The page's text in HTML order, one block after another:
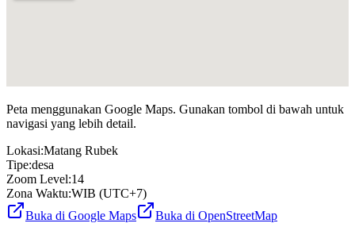
Peta menggunakan Google Maps. Gunakan tombol di bawah untuk
navigasi yang lebih detail.
Lokasi:Matang Rubek
Tipe:desa
Zoom Level:14
Zona Waktu:WIB (UTC+7)
Buka di Google Maps
Buka di OpenStreetMap